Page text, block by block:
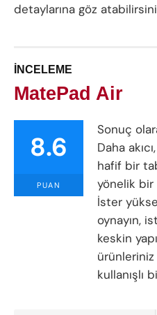
detaylarına göz
İNCELEME
MatePad Air
8.6
PUAN
Sonuç
Daha
hafif bir
yönelik bir
İster
oynayın,
keskin
kullanışlı